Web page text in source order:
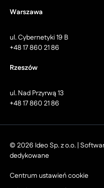
Warszawa
ul. Cybernetyki 19 B
+48 17 860 21 86
Rzeszów
ul. Nad Przyrwą 13
+48 17 860 21 86
© 2026 Ideo Sp. z o.o. |
dedykowane
Centrum ustawień cookie